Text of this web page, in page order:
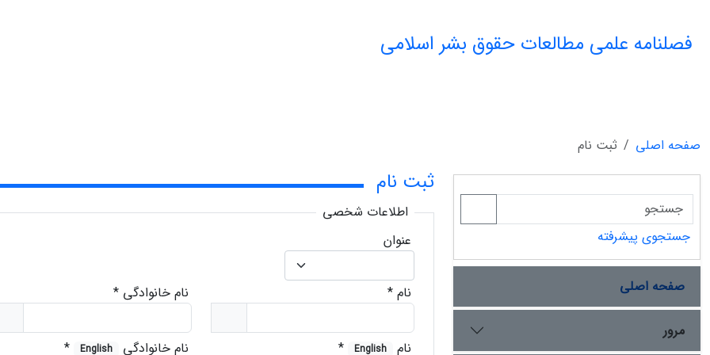
فصلنامه علمی مطالعات حقوق بشر اسلامی
صفحه اصلی ثبت نام
جستجوی پیشرفته
صفحه اصلی
مرور
ثبت نام
اطلاعات شخصی
عنوان
نام * نام خانوادگی*
نام English
* نام خانوادگی English
*